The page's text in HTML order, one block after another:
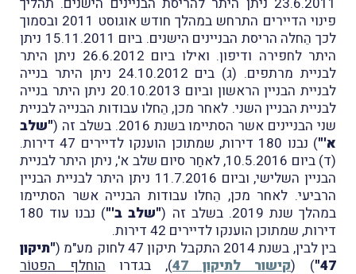
פינוי הדיירים התרחש במהלך חודש אוגוסט 2011 ובסמוך
לכך הֵחלה הריסת הבניינים הישנים. ביום 15.11.2011 ניתן
היתר לחפירה ודיפון. ואילו ביום 26.6.2012 ניתן היתר
לבניית מרתפים. (ג) בים 24.10.2012 ניתן היתר בנייה
לבניית הבניין הראשון וביום 20.10.2013 ניתן היתר בנייה
לבניית הבניין השני. לאחר מכן, הֵחלו עבודות הבנייה לבניית
שני הבניינים אשר הסתיימו בשנת 2016. בשלב זה (
"שלב
א'"
) נבנו 180 דירות, שמתוכן הוענקו לדיירים 47 דירות.
(ד) ביום 10.5.2016, לאחַר סיום שלב א', ניתן היתר לבניית
הבניין השלישי, וביום 11.7.2016 ניתן היתר לבניית הבניין
הרביעי. לאחר מכן, הֵחלו עבודות הבנייה אשר הסתיימו
במהלך שנת 2019. בשלב זה (
"שלב ב'"
) נבנו עוד 180
דירות, שמתוכן הוענקו לדיירים 42 דירות.
בין לבין, בשנת 2014 התקבל תיקון 47 לחוק מע"מ (
"תיקון
47"
) (קישור לתיקון 47 ), בגדרו הוחלף הפטוֹר